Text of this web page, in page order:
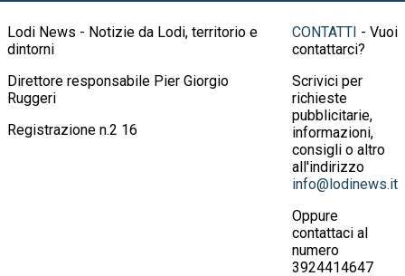
Lodi News - Notizie da Lodi, territorio e
dintorni
Direttore responsabile Pier Giorgio
Ruggeri
Registrazione n.2 16
CONTATTI - Vuoi
contattarci?
Scrivici per
richieste
pubblicitarie,
informazioni,
consigli o altro
all'indirizzo
info@lodinews.it
Oppure
contattaci al
numero
3924414647